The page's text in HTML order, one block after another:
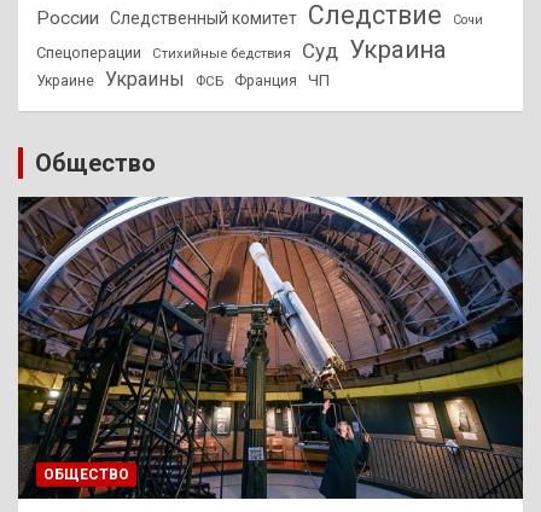
России
Следственный комитет Следствие Сочи
Спецоперации Стихийные бедствия Суд Украина
Украине Украины ФСБ Франция ЧП
Общество
ОБЩЕСТВО